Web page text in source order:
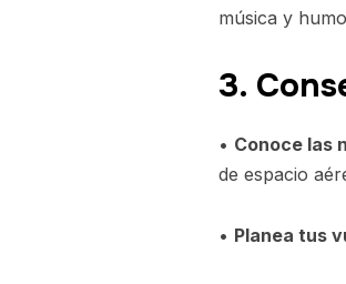
música y
3.
• Conoce las
de espacio
• Planea tus